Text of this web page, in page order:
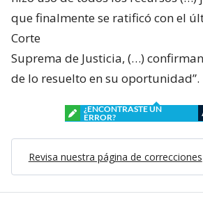
que finalmente se ratificó con el
Corte
Suprema de Justicia, (…)
de lo resuelto en su oportunidad”.
¿ENCONTRASTE UN
ERROR?
Revisa nuestra página de correcciones